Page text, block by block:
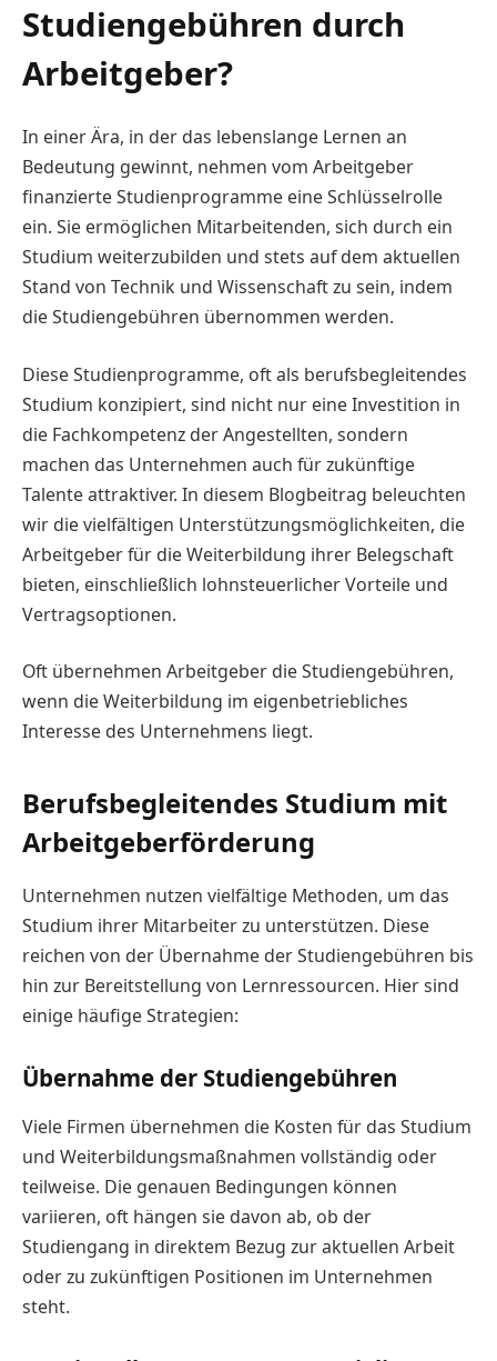
Studiengebühren durch
Arbeitgeber?
In einer Ära, in der das lebenslange Lernen an
Bedeutung gewinnt, nehmen vom Arbeitgeber
finanzierte Studienprogramme eine Schlüsselrolle
ein. Sie ermöglichen Mitarbeitenden, sich durch ein
Studium weiterzubilden und stets auf dem aktuellen
Stand von Technik und Wissenschaft zu sein, indem
die Studiengebühren übernommen werden.
Diese Studienprogramme, oft als berufsbegleitendes
Studium konzipiert, sind nicht nur eine Investition in
die Fachkompetenz der Angestellten, sondern
machen das Unternehmen auch für zukünftige
Talente attraktiver. In diesem Blogbeitrag beleuchten
wir die vielfältigen Unterstützungsmöglichkeiten, die
Arbeitgeber für die Weiterbildung ihrer Belegschaft
bieten, einschließlich lohnsteuerlicher Vorteile und
Vertragsoptionen.
Oft übernehmen Arbeitgeber die Studiengebühren,
wenn die Weiterbildung im eigenbetriebliches
Interesse des Unternehmens liegt.
Berufsbegleitendes Studium mit
Arbeitgeberförderung
Unternehmen nutzen vielfältige Methoden, um das
Studium ihrer Mitarbeiter zu unterstützen. Diese
reichen von der Übernahme der Studiengebühren bis
hin zur Bereitstellung von Lernressourcen. Hier sind
einige häufige Strategien:
Übernahme der Studiengebühren
Viele Firmen übernehmen die Kosten für das Studium
und Weiterbildungsmaßnahmen vollständig oder
teilweise. Die genauen Bedingungen können
variieren, oft hängen sie davon ab, ob der
Studiengang in direktem Bezug zur aktuellen Arbeit
oder zu zukünftigen Positionen im Unternehmen
steht.